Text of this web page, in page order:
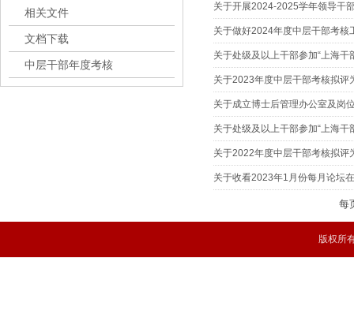
相关文件
文档下载
中层干部年度考核
关于开展2024-2025学年领导干
关于做好2024年度中层干部考核
关于处级及以上干部参加“上海干
关于2023年度中层干部考核拟评
关于成立博士后管理办公室及岗
关于处级及以上干部参加“上海干
关于2022年度中层干部考核拟评
关于收看2023年1月份每月论坛
每
版权所